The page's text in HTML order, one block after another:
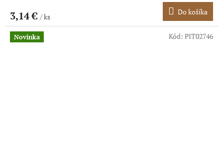
3,14 € / ks
Do košíka
Novinka Kód: PIT02746